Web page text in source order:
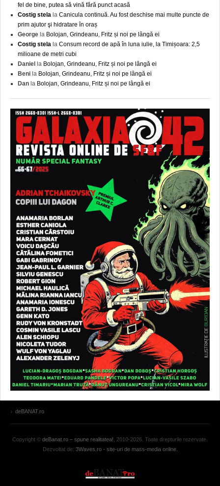
fel de bine, putea să vină fără punct acasă
Costig stela la Canicula continuă. Au fost deschise mai multe puncte de
prim ajutor şi hidratare în oraș
George la Bolojan, Grindeanu, Fritz și noi pe lângă ei
Costig stela la Consum record de apă în luna iulie, la Timișoara: 2,5
milioane de metri cubi
Daniel
la Bolojan, Grindeanu, Fritz și noi pe lângă ei
Beni la Bolojan, Grindeanu, Fritz și noi pe lângă ei
Dan la Bolojan, Grindeanu, Fritz și noi pe lângă ei
deBANAT.ro
Copyright © deBanat.ro – spune realitatea! , 2010-2026. Toate drepturile rezervate.
Dezvoltat de: 3Waves.ro - site-uri de mass-media online.